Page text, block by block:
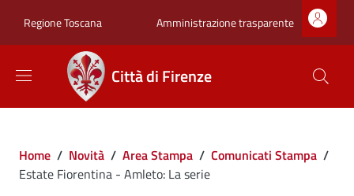
Regione Toscana Zona superiore
Amministrazione trasparente
Città di Firenze
Briciole di pane
Home / Novità / Area Stampa / Comunicati Stampa /
Estate Fiorentina - Amleto: La serie